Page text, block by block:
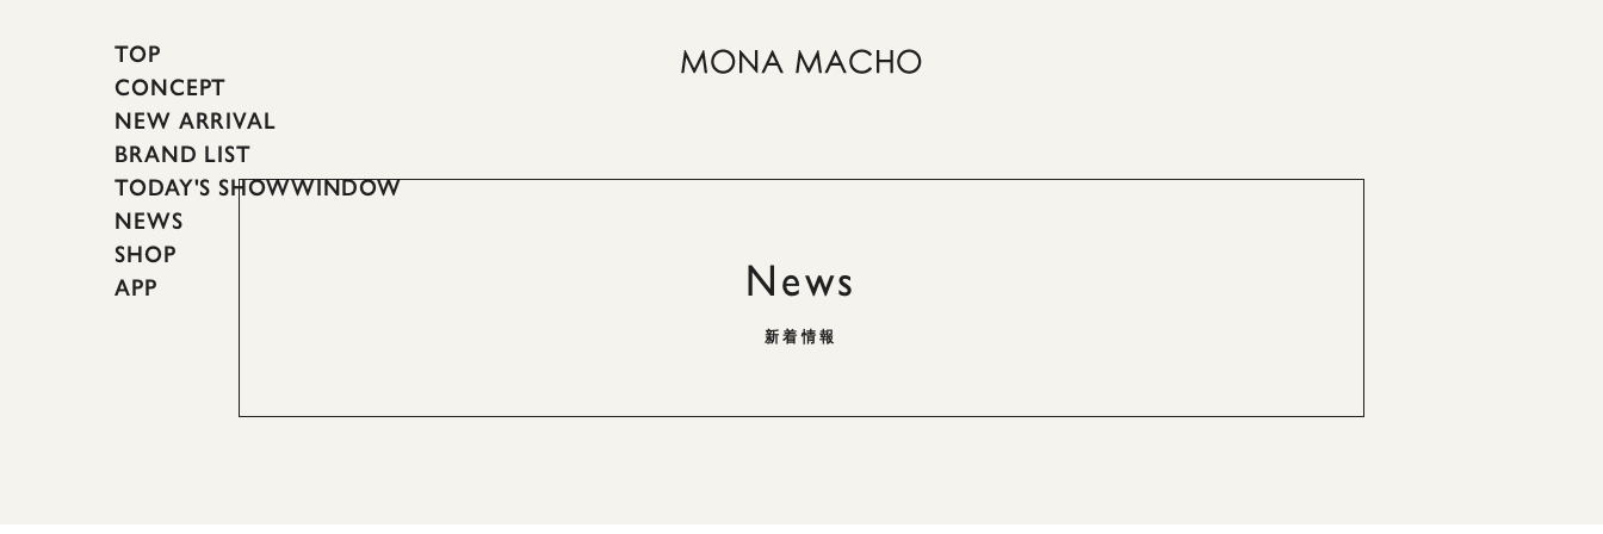
TOP
CONCEPT
NEW ARRIVAL
BRAND LIST
TODAY'S SHOWWINDOW
NEWS
SHOP
APP
News
新着情報